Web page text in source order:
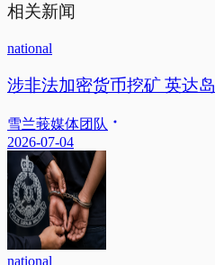
相关新闻
national
涉非法加密货币挖矿 英达
雪兰莪媒体团队
2026-07-04
national